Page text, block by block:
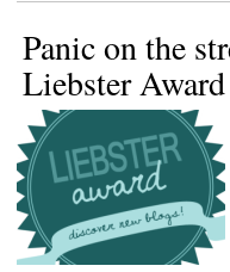
Panic on the
Liebster Award